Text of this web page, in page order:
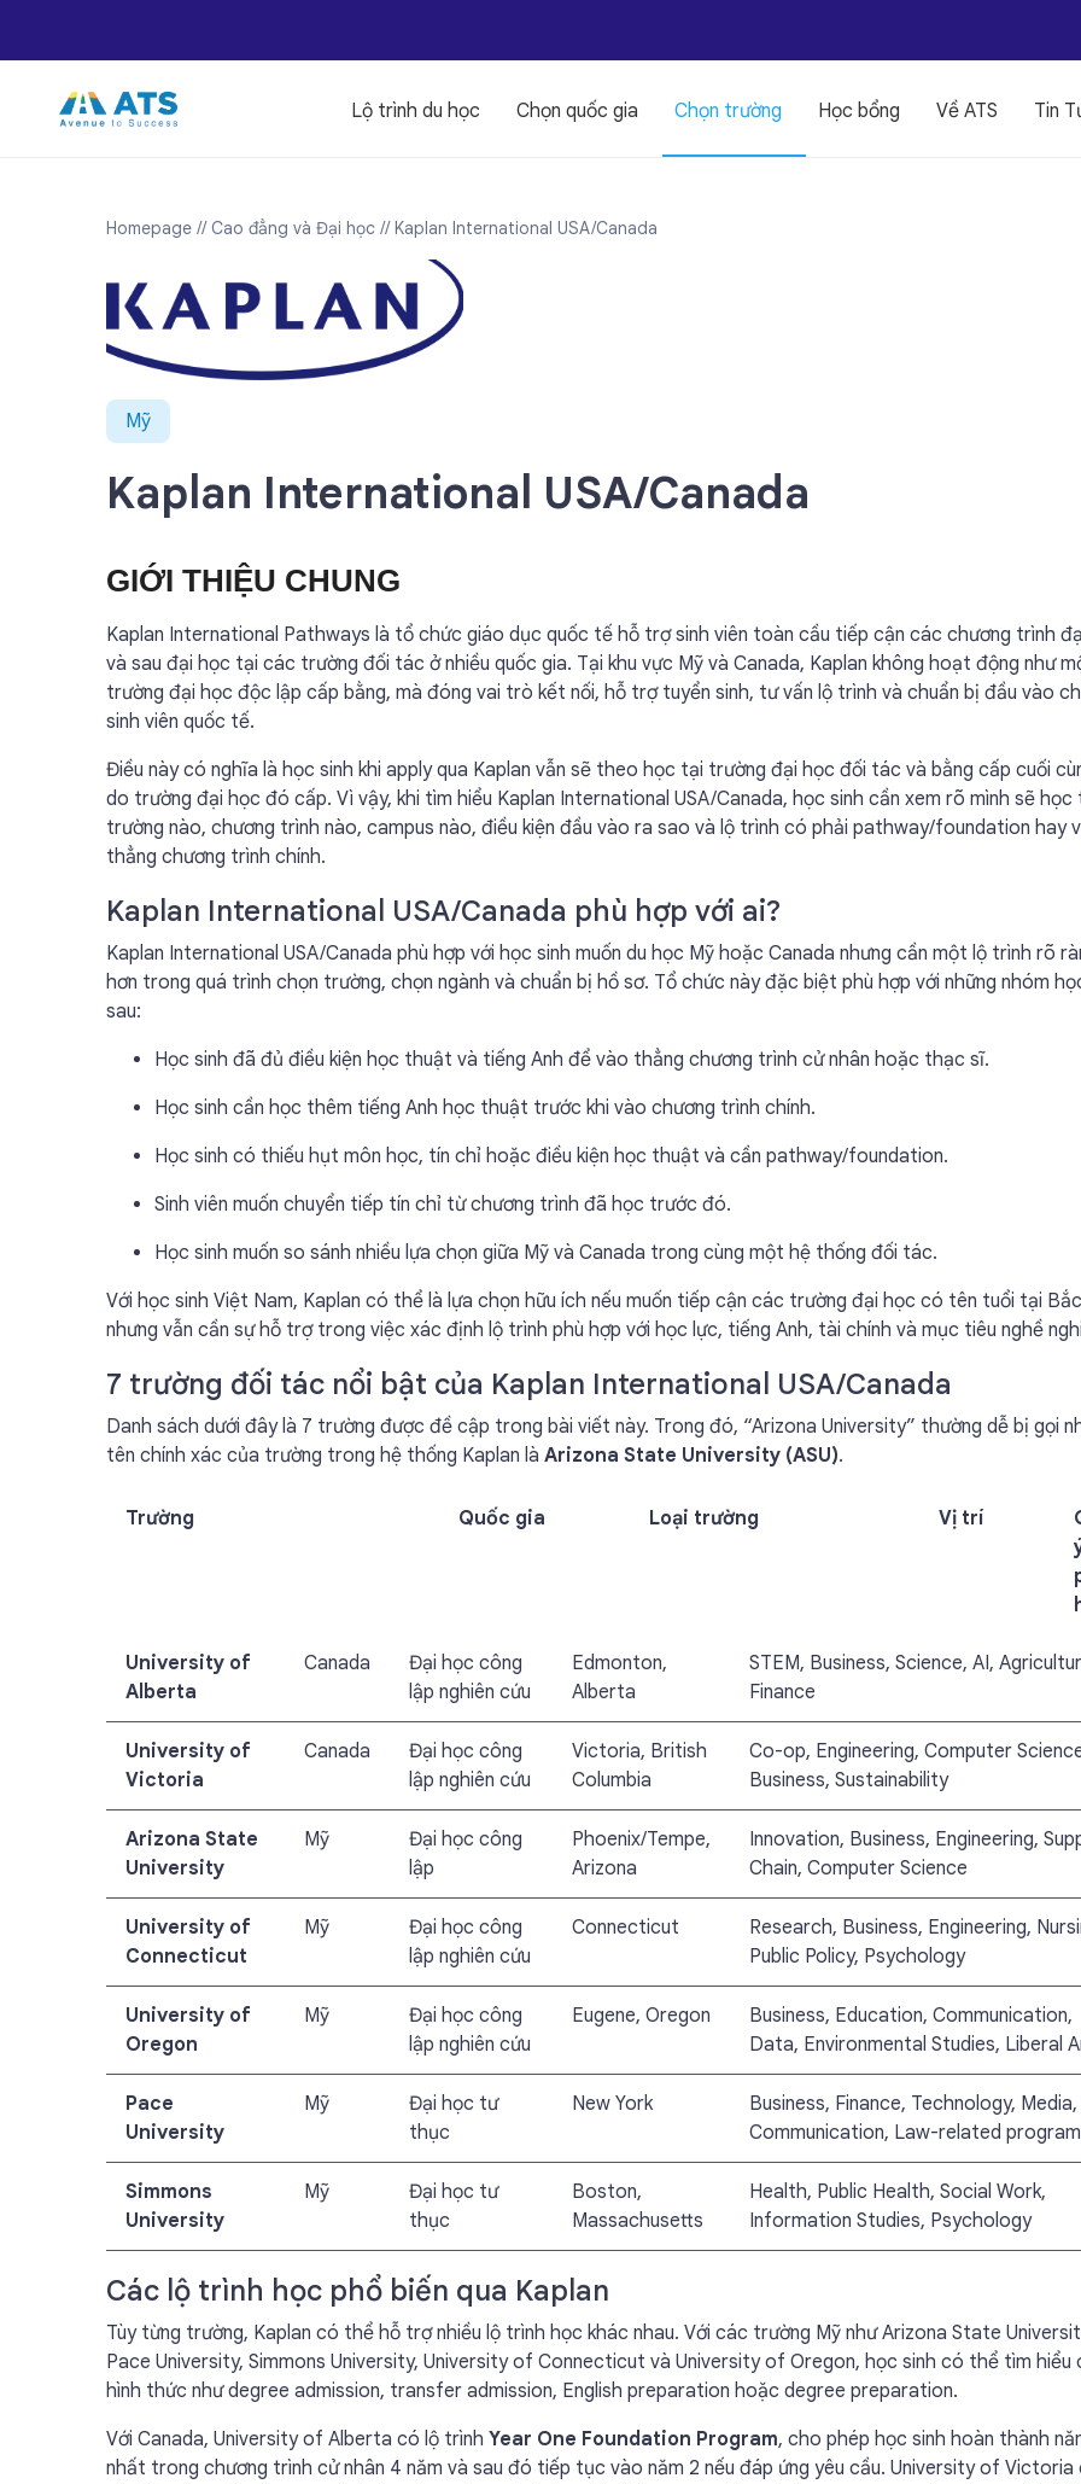
Lộ trình du học Chọn quốc gia Chọn trường Học bổng Về ATS Tin
Homepage // Cao đẳng và Đại học // Kaplan International USA/Canada
Mỹ
Kaplan International USA/Canada
GIỚI THIỆU CHUNG
Kaplan International Pathways là tổ chức giáo dục quốc tế hỗ trợ sinh viên toàn cầu tiếp cận các chương trình
và sau đại học tại các trường đối tác ở nhiều quốc gia. Tại khu vực Mỹ và Canada, Kaplan không hoạt động như
trường đại học độc lập cấp bằng, mà đóng vai trò kết nối, hỗ trợ tuyển sinh, tư vấn lộ trình và chuẩn bị đầu vào
sinh viên quốc tế.
Điều này có nghĩa là học sinh khi apply qua Kaplan vẫn sẽ theo học tại trường đại học đối tác và bằng cấp cuối
do trường đại học đó cấp. Vì vậy, khi tìm hiểu Kaplan International USA/Canada, học sinh cần xem rõ mình sẽ học
trường nào, chương trình nào, campus nào, điều kiện đầu vào ra sao và lộ trình có phải pathway/foundation hay
thẳng chương trình chính.
Kaplan International USA/Canada phù hợp với ai?
Kaplan International USA/Canada phù hợp với học sinh muốn du học Mỹ hoặc Canada nhưng cần một lộ trình rõ
hơn trong quá trình chọn trường, chọn ngành và chuẩn bị hồ sơ. Tổ chức này đặc biệt phù hợp với những nhóm
sau:
Học sinh đã đủ điều kiện học thuật và tiếng Anh để vào thẳng chương trình cử nhân hoặc thạc sĩ.
Học sinh cần học thêm tiếng Anh học thuật trước khi vào chương trình chính.
Học sinh có thiếu hụt môn học, tín chỉ hoặc điều kiện học thuật và cần pathway/foundation.
Sinh viên muốn chuyển tiếp tín chỉ từ chương trình đã học trước đó.
Học sinh muốn so sánh nhiều lựa chọn giữa Mỹ và Canada trong cùng một hệ thống đối tác.
Với học sinh Việt Nam, Kaplan có thể là lựa chọn hữu ích nếu muốn tiếp cận các trường đại học có tên tuổi tại
nhưng vẫn cần sự hỗ trợ trong việc xác định lộ trình phù hợp với học lực, tiếng Anh, tài chính và mục tiêu nghề
7 trường đối tác nổi bật của Kaplan International USA/Canada
Danh sách dưới đây là 7 trường được đề cập trong bài viết này. Trong đó, “Arizona University” thường dễ bị gọi
tên chính xác của trường trong hệ thống Kaplan là Arizona State University (ASU).
Trường Quốc gia Loại trường Vị trí
University of
Alberta
Canada
Đại học công
lập nghiên cứu
Edmonton,
Alberta
STEM, Business, Science, AI,
Finance
University of
Victoria
Canada
Đại học công
lập nghiên cứu
Victoria, British
Columbia
Co-op, Engineering, Computer
Business, Sustainability
Arizona State
University
Mỹ
Đại học công
lập
Phoenix/Tempe,
Arizona
Innovation, Business, Engineering,
Chain, Computer Science
University of
Connecticut
Mỹ
Đại học công
lập nghiên cứu
Connecticut
Research, Business, Engineering,
Public Policy, Psychology
University of
Oregon
Mỹ
Đại học công
lập nghiên cứu
Eugene, Oregon
Business, Education, Communication,
Data, Environmental Studies, Liberal
Pace
University
Mỹ
Đại học tư
thục
New York
Business, Finance, Technology, Media,
Communication, Law-related
Simmons
University
Mỹ
Đại học tư
thục
Boston,
Massachusetts
Health, Public Health, Social Work,
Information Studies, Psychology
Các lộ trình học phổ biến qua Kaplan
Tùy từng trường, Kaplan có thể hỗ trợ nhiều lộ trình học khác nhau. Với các trường Mỹ như Arizona State
Pace University, Simmons University, University of Connecticut và University of Oregon, học sinh có thể tìm hiểu
hình thức như degree admission, transfer admission, English preparation hoặc degree preparation.
Với Canada, University of Alberta có lộ trình Year One Foundation Program, cho phép học sinh hoàn thành
nhất trong chương trình cử nhân 4 năm và sau đó tiếp tục vào năm 2 nếu đáp ứng yêu cầu. University of Victoria